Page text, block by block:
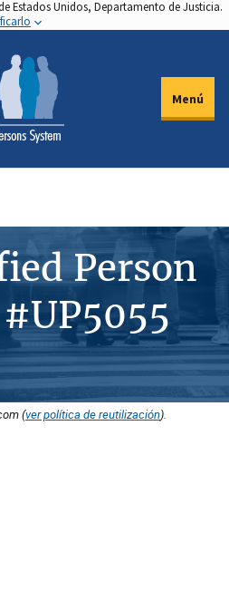
Estados Unidos, Departamento de Justicia.
Menú
Person
(ver política de reutilización).